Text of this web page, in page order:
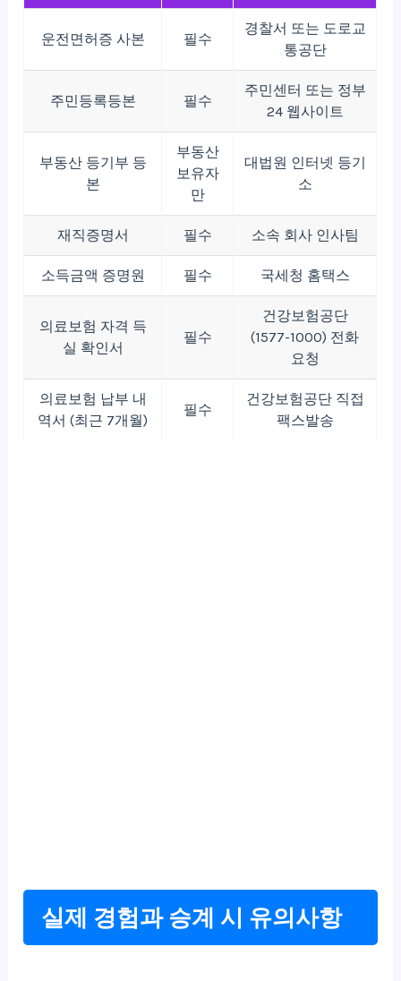
운전면허증 사본 필수
경찰서 또는 도로교
통공단
주민등록등본 필수
주민센터 또는 정부
24 웹사이트
부동산 등기부 등
본
부동산
보유자
만
대법원 인터넷 등기
소
재직증명서 필수 소속 회사 인사팀
소득금액 증명원 필수 국세청 홈택스
의료보험 자격 득
실 확인서
필수
건강보험공단
(1577-1000) 전화
요청
의료보험 납부 내
역서 (최근 7개월)
필수
건강보험공단 직접
팩스발송
실제 경험과 승계 시 유의사항